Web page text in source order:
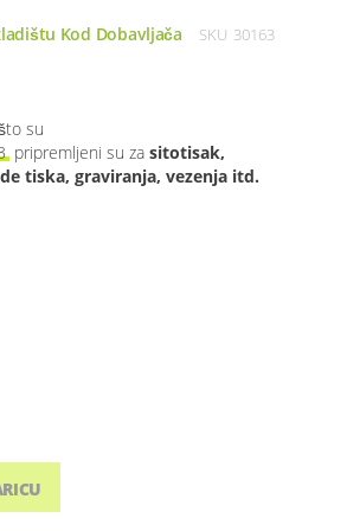
Kod Dobavljača SKU 30163
su
pripremljeni su zasitotisak,
tiska, graviranja, vezenja itd.